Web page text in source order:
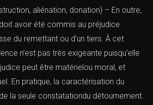
2). — Le refus de restituer la
si l’auteur peut se prévaloir d’un droit
L’impossibilité de restituer la chose
aliénation, donation) – En
doit avoir été commis au
s’agisse du remettant ou d’un
jurisprudence n’est pas très